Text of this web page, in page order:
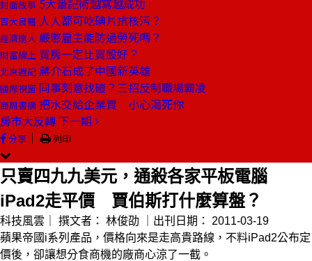
封面故事 5大筆記術越寫越成功
百大良醫 人人都可吃碘片抗核污？
經濟達人 嚴懲雇主能防過勞死嗎？
財富線上 買房一定比買股好？
北京週記 蔣介石成了中國新英雄
國際視窗 同事刻意找碴？三招反制職場霸凌
商周書摘 把水交給企業賣 小心渴死你
房市大反轉下一期
分享 ｜ 列印
只賣四九九美元，通殺各家平板電腦
iPad2走平價 賈伯斯打什麼算盤？
科技風雲｜ 撰文者： 林俊劭 ｜出刊日期：
2011-03-19
蘋果帝國i系列產品，價格向來是走高貴路線，不料iPad2公布定
價後，卻讓想分食商機的廠商心涼了一截。